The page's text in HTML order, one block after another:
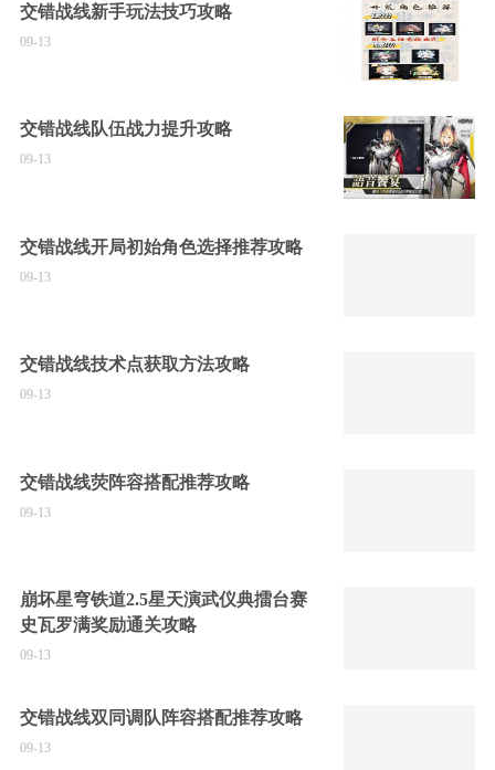
交错战线新手玩法技巧攻略
09-13
交错战线队伍战力提升攻略
09-13
交错战线开局初始角色选择推荐攻略
09-13
交错战线技术点获取方法攻略
09-13
交错战线荧阵容搭配推荐攻略
09-13
崩坏星穹铁道2.5星天演武仪典擂台赛
史瓦罗满奖励通关攻略
09-13
交错战线双同调队阵容搭配推荐攻略
09-13